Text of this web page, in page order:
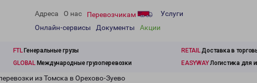
Адреса О нас Перевозчикам
Услуги
Онлайн-сервисы
Документы Акции
FTLГенеральные грузы RETAILДоставка в
GLOBALМеждународные грузоперевозки EASYWAYЛогистика для
из Томска в Орехово-Зуево